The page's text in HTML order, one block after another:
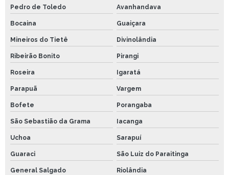
Pedro de Toledo Avanhandava
Bocaina Guaiçara
Mineiros do Tietê Divinolândia
Ribeirão Bonito Pirangi
Roseira Igaratá
Parapuã Vargem
Bofete Porangaba
São Sebastião da Grama Iacanga
Uchoa Sarapuí
Guaraci São Luiz do Paraitinga
General Salgado Riolândia